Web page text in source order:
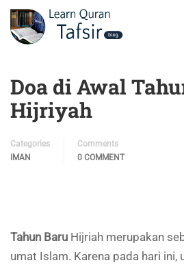
Doa di Awal
Hijriyah
Categories
IMAN
Comments
0 COMMENT
Tahun Baru Hijriah merupakan
umat Islam. Karena pada hari ini,